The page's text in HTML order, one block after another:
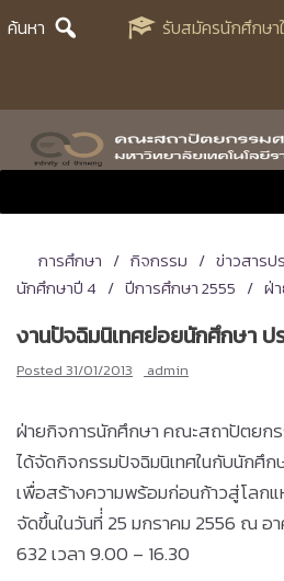
Skipค้นหา รับสมัครนักศึกษา
การศึกษา กิจกรรม ข่าวสารป
นักศึกษาปี 4
ปีการศึกษา 2555 ฝ่
งานปัจฉิมนิเทศย่อยนักศึกษา ป
Posted 31/01/2013 admin
ฝ่ายกิจการนักศึกษา คณะสถาปัตยก
ได้จัดกิจกรรมปัจฉิมนิเทศในกับนักศึ
เพื่อสร้างความพร้อมก่อนก้าวสู่โลก
จัดขึ้นในวันที่่ 25 มกราคม 2556 ณ อ
632 เวลา 9.00 – 16.30